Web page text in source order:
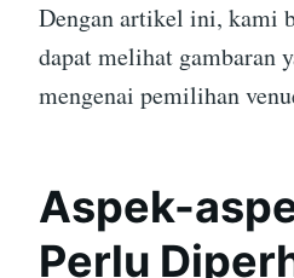
Dengan artikel ini, kami
dapat melihat gambaran
mengenai pemilihan
Aspek-
Perlu